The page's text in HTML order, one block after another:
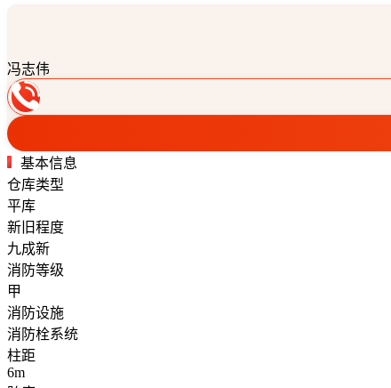
冯志伟
基本信息
仓库类型
平库
新旧程度
九成新
消防等级
甲
消防设施
消防栓系统
柱距
6m